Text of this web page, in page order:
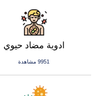
ادوية مضاد حيوي
9951 مشاهدة